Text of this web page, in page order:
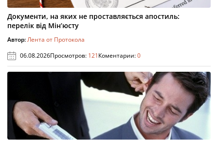
Документи, на яких не проставляється апостиль:
перелік від Мін’юсту
Автор:Лента от Протокола
06.08.2026Просмотров: 121Коментарии:0